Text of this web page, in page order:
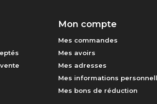
Mon compte
Mes commandes
Mes avoirs
Mes adresses
Mes informations
Mes bons de réduction